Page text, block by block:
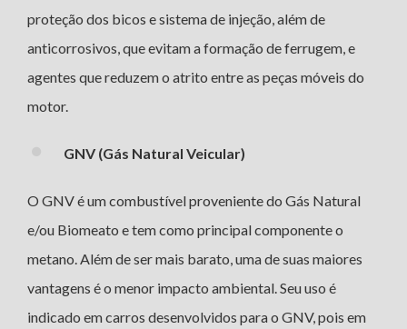
proteção dos bicos e sistema de injeção, além de
anticorrosivos, que evitam a formação de ferrugem, e
agentes que reduzem o atrito entre as peças móveis do
motor.
GNV (Gás Natural Veicular)
O GNV é um combustível proveniente do Gás Natural
e/ou Biomeato e tem como principal componente o
metano. Além de ser mais barato, uma de suas maiores
vantagens é o menor impacto ambiental. Seu uso é
indicado em carros desenvolvidos para o GNV, pois em